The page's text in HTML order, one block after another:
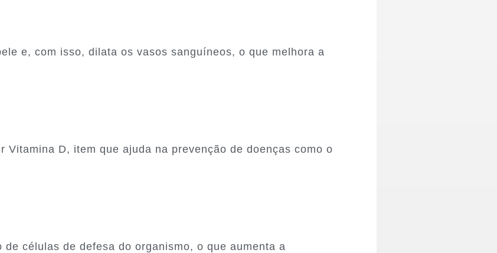
e, com isso, dilata os vasos sanguíneos, o que melhora a
D, item que ajuda na prevenção de doenças como o
células de defesa do organismo, o que aumenta a